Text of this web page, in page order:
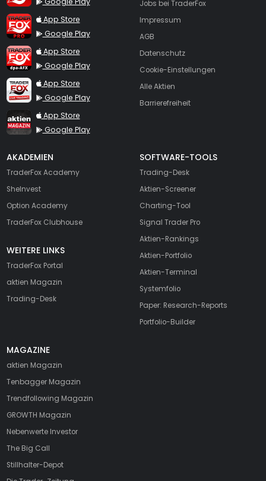
TraderFox Pro
App Store
Google Play
TraderFox dpa-AFX ProFeed
App Store
Google Play
TraderFox Live Trading
App Store
Google Play
TraderFox aktien Magazin
App Store
Google Play
Jobs bei TraderFox
Impressum
AGB
Datenschutz
Cookie-Einstellungen
Alle Aktien
Barrierefreiheit
AKADEMIEN
TraderFox Academy
SheInvest
Option Academy
TraderFox Clubhouse
WEITERE LINKS
TraderFox Portal
aktien Magazin
Trading-Desk
SOFTWARE-TOOLS
Trading-Desk
Aktien-Screener
Charting-Tool
Signal Trader Pro
Aktien-Rankings
Aktien-Portfolio
Aktien-Terminal
Systemfolio
Paper: Research-Reports
Portfolio-Builder
MAGAZINE
aktien Magazin
Tenbagger Magazin
Trendfollowing Magazin
GROWTH Magazin
Nebenwerte Investor
The Big Call
Stillhalter-Depot